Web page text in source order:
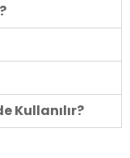
Kullanılır?